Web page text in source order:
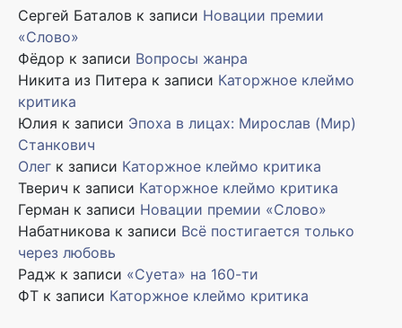
Сергей Баталов к записи Новации премии
«Слово»
Фёдор к записи Вопросы жанра
Никита из Питера к записи Каторжное клеймо
критика
Юлия к записи Эпоха в лицах: Мирослав (Мир)
Станкович
Олег к записи Каторжное клеймо критика
Тверич к записи Каторжное клеймо критика
Герман к записи Новации премии «Слово»
Набатникова к записи Всё постигается только
через любовь
Радж к записи «Суета» на 160-ти
ФТ к записи Каторжное клеймо критика